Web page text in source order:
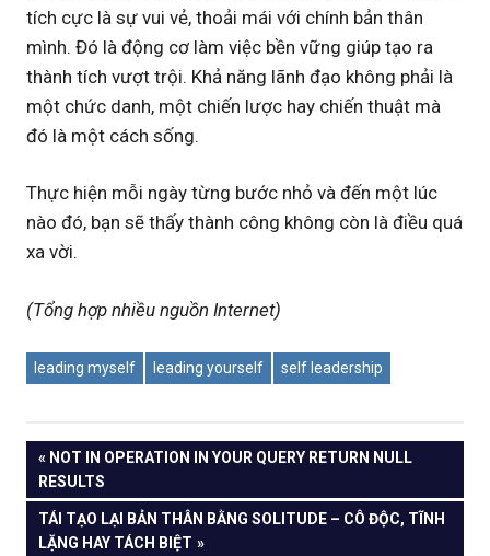
tích cực là sự vui vẻ, thoải mái với chính bản thân
mình. Đó là động cơ làm việc bền vững giúp tạo ra
thành tích vượt trội. Khả năng lãnh đạo không phải là
một chức danh, một chiến lược hay chiến thuật mà
đó là một cách sống.
Thực hiện mỗi ngày từng bước nhỏ và đến một lúc
nào đó, bạn sẽ thấy thành công không còn là điều quá
xa vời.
(Tổng hợp nhiều nguồn Internet)
leading myself leading yourself self leadership
Post
navigation
PREVIOUS
POST:
NOT IN OPERATION IN YOUR QUERY RETURN NULL
RESULTS
NEXT
POST:
TÁI TẠO LẠI BẢN THÂN BẰNG SOLITUDE – CÔ ĐỘC, TĨNH
LẶNG HAY TÁCH BIỆT